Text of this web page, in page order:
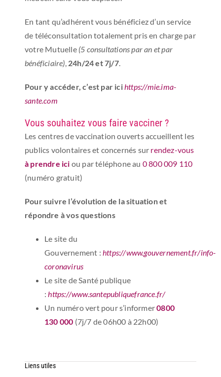
En tant qu’adhérent vous bénéficiez d’un service
de téléconsultation totalement pris en charge par
votre Mutuelle (5 consultations par an et par
bénéficiaire) 24h/24 et 7j/7.
Pour y accéder, c’est par ici https://mie.ima-
sante.com
Vous souhaitez vous faire vacciner ?
Les centres de vaccination ouverts accueillent les
publics volontaires et concernés sur rendez-vous
à prendre ici ou par téléphone au 0 800 009 110
(numéro gratuit)
Pour suivre l’évolution de la situation et
répondre à vos questions
Le site du
Gouvernement : https://www.gouvernement.fr/info-
coronavirus
Le site de Santé publique
: https://www.santepubliquefrance.fr/
Un numéro vert pour s’informer0800
130 000 (7j/7 de 06h00 à 22h00)
Liens utiles